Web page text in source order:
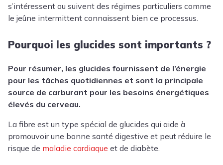
s’intéressent ou suivent des régimes particuliers comme
le jeûne intermittent connaissent bien ce processus.
Pourquoi les glucides sont importants ?
Pour résumer, les glucides fournissent de l’énergie
pour les tâches quotidiennes et sont la principale
source de carburant pour les besoins énergétiques
élevés du cerveau.
La fibre est un type spécial de glucides qui aide à
promouvoir une bonne santé digestive et peut réduire le
risque de maladie cardiaque et de diabète.